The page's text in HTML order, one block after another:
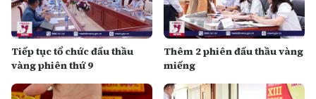
Tiếp tục tổ chức đấu thầu
vàng phiên thứ 9
Thêm 2 phiên đấu thầu vàng
miếng